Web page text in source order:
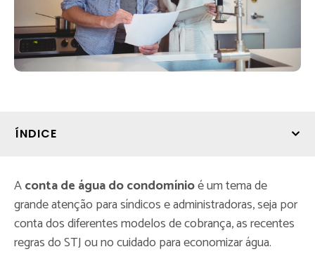
ÍNDICE
Aconta de água do condomínioé um tema de
grande atenção para síndicos e administradoras, seja por
conta dos diferentes modelos de cobrança, as recentes
regras do STJ ou no cuidado para economizar água.